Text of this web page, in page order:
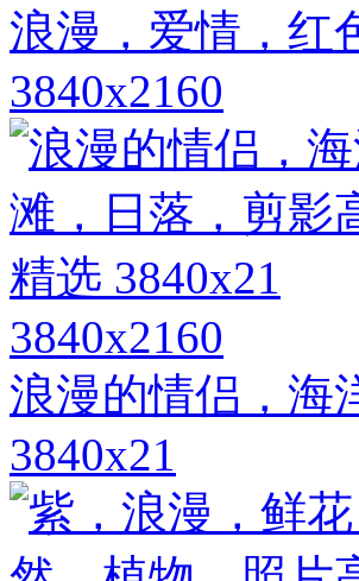
浪漫，爱情，红
3840x2160
3840x2160
浪漫的情侣，海
3840x21